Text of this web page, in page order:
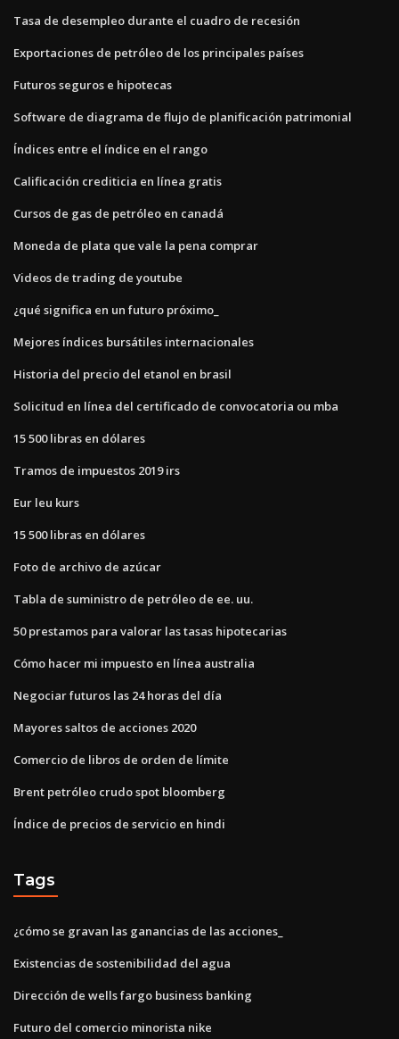
Tasa de desempleo durante el cuadro de recesión
Exportaciones de petróleo de los principales países
Futuros seguros e hipotecas
Software de diagrama de flujo de planificación patrimonial
Índices entre el índice en el rango
Calificación crediticia en línea gratis
Cursos de gas de petróleo en canadá
Moneda de plata que vale la pena comprar
Videos de trading de youtube
¿qué significa en un futuro próximo_
Mejores índices bursátiles internacionales
Historia del precio del etanol en brasil
Solicitud en línea del certificado de convocatoria ou mba
15 500 libras en dólares
Tramos de impuestos 2019 irs
Eur leu kurs
15 500 libras en dólares
Foto de archivo de azúcar
Tabla de suministro de petróleo de ee. uu.
50 prestamos para valorar las tasas hipotecarias
Cómo hacer mi impuesto en línea australia
Negociar futuros las 24 horas del día
Mayores saltos de acciones 2020
Comercio de libros de orden de límite
Brent petróleo crudo spot bloomberg
Índice de precios de servicio en hindi
Tags
¿cómo se gravan las ganancias de las acciones_
Existencias de sostenibilidad del agua
Dirección de wells fargo business banking
Futuro del comercio minorista nike